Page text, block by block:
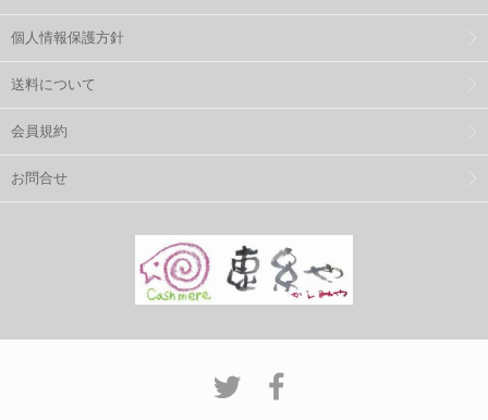
個人情報保護方針
送料について
会員規約
お問合せ